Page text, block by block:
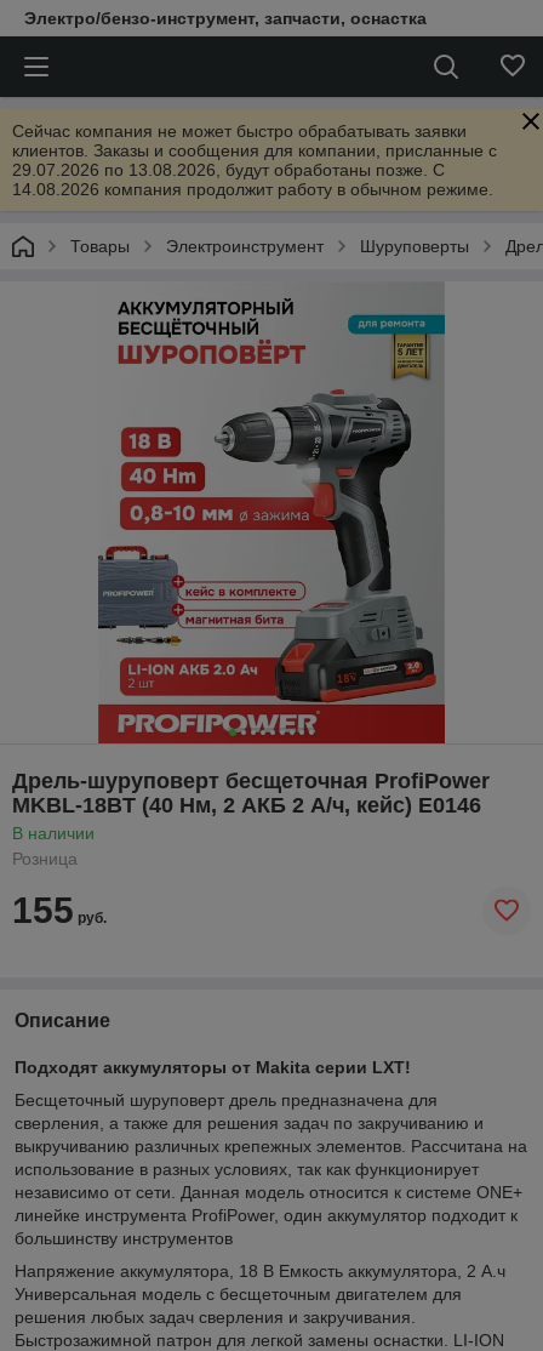
Электро/бензо-инструмент, запчасти, оснастка
Сейчас компания не может быстро обрабатывать заявки
клиентов. Заказы и сообщения для компании, присланные с
29.07.2026 по 13.08.2026, будут обработаны позже. С
14.08.2026 компания продолжит работу в обычном режиме.
Товары Электроинструмент Шуруповерты
Дрель-шуруповерт бесщеточная ProfiPower
MKBL-18BT (40 Нм, 2 АКБ 2 А/ч, кейс) E0146
В наличии
Розница
155 руб.
Описание
Подходят аккумуляторы от Makita серии LXT!
Бесщеточный шуруповерт дрель предназначена для
сверления, а также для решения задач по закручиванию и
выкручиванию различных крепежных элементов. Рассчитана на
использование в разных условиях, так как функционирует
независимо от сети. Данная модель относится к системе ONE+
линейке инструмента ProfiPower, один аккумулятор подходит к
большинству инструментов
Напряжение аккумулятора, 18 В Емкость аккумулятора, 2 А.ч
Универсальная модель с бесщеточным двигателем для
решения любых задач сверления и закручивания.
Быстрозажимной патрон для легкой замены оснастки. LI-ION